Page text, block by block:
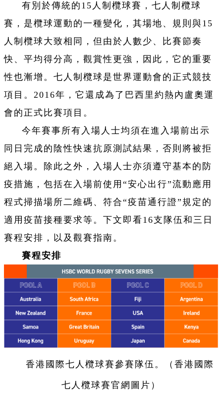
有別於傳統的15人制欖球賽，七人制欖球
賽，是欖球運動的一種變化，其場地、規則與15
人制欖球大致相同，但由於人數少、比賽節奏
快、平均得分高，觀賞性更強，因此，它的重要
性也漸增。七人制欖球是世界運動會的正式競技
項目。2016年，它還成為了巴西里約熱內盧奧運
會的正式比賽項目。
今年賽事所有入場人士均須在進入場前出示
同日完成的陰性快速抗原測試結果，否則將被拒
絕入場。除此之外，入場人士亦須遵守基本的防
疫措施，包括在入場前使用“安心出行”流動應用
程式掃描場所二維碼、符合“疫苗通行證”規定的
適用疫苗接種要求等。下文即看16支隊伍和三日
賽程安排，以及觀賽指南。
賽程安排
香港國際七人欖球賽參賽隊伍。（香港國際
七人欖球賽官網圖片）